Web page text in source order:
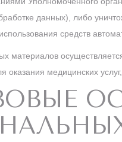
данных), либо
средств
материалов
оказания медицинских